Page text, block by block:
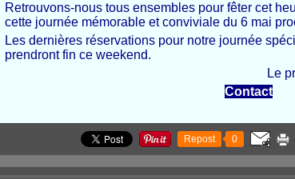
Retrouvons-nous tous ensembles pour fêter cet
cette journée mémorable et conviviale du 6 mai
Les dernières réservations pour notre journée
prendront fin ce weekend.
Le président de
Contact
Repost 0